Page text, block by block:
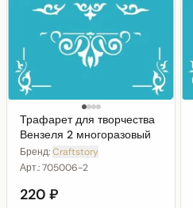
Трафарет для творчества
Вензеля 2 многоразовый
Бренд:Craftstory
Арт.:705006-2
220 ₽